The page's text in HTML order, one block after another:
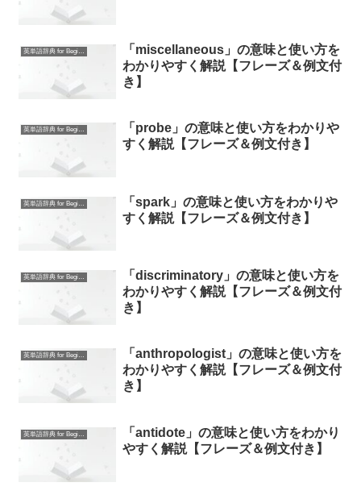
英単語辞典 for Beginners
「miscellaneous」の意味と使い方を
わかりやすく解説【フレーズ＆例文付
き】
英単語辞典 for Beginners
「probe」の意味と使い方をわかりや
すく解説【フレーズ＆例文付き】
英単語辞典 for Beginners
「spark」の意味と使い方をわかりや
すく解説【フレーズ＆例文付き】
英単語辞典 for Beginners
「discriminatory」の意味と使い方を
わかりやすく解説【フレーズ＆例文付
き】
英単語辞典 for Beginners
「anthropologist」の意味と使い方を
わかりやすく解説【フレーズ＆例文付
き】
英単語辞典 for Beginners
「antidote」の意味と使い方をわかり
やすく解説【フレーズ＆例文付き】